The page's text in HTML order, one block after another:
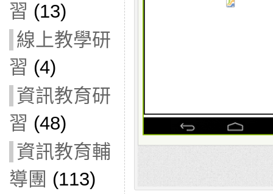
習 (13)
線上教學研
習 (4)
資訊教育研
習 (48)
資訊教育輔
導團 (113)